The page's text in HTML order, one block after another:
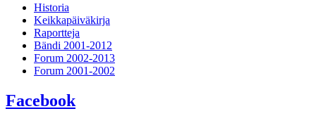
Historia
Keikkapäiväkirja
Raportteja
Bändi 2001-2012
Forum 2002-2013
Forum 2001-2002
Facebook